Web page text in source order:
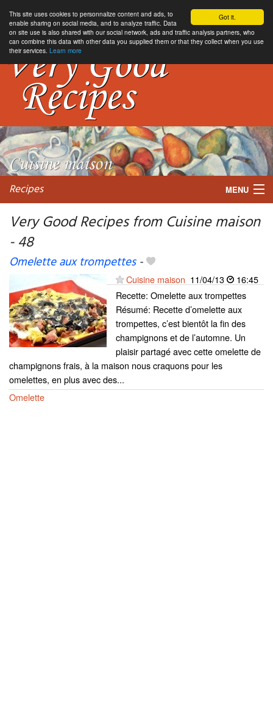
Got it.
This site uses cookies to personnalize content and ads, to
enable sharing on social media, and to analyze traffic. Data
on site use is also shared with our social network, ads and traffic analysis partners, who
can combine this data with other data you supplied them or that they collect when you use
their services. Learn more
Recipes MENU
Very Good Recipes from Cuisine maison
- 48
Omelette aux trompettes-
Cuisine maison 11/04/13
16:45
Recette: Omelette aux trompettes
Résumé: Recette d’omelette aux
trompettes, c’est bientôt la fin des
champignons et de l’automne. Un
plaisir partagé avec cette omelette de
champignons frais, à la maison nous craquons pour les
omelettes, en plus avec des...
Omelette